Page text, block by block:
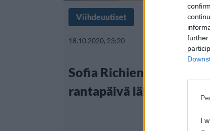
further
I
Viihdeuutiset
18.10.2020, 23:20
Sofia Richien ja Jaden
rantapäivä läheisessä